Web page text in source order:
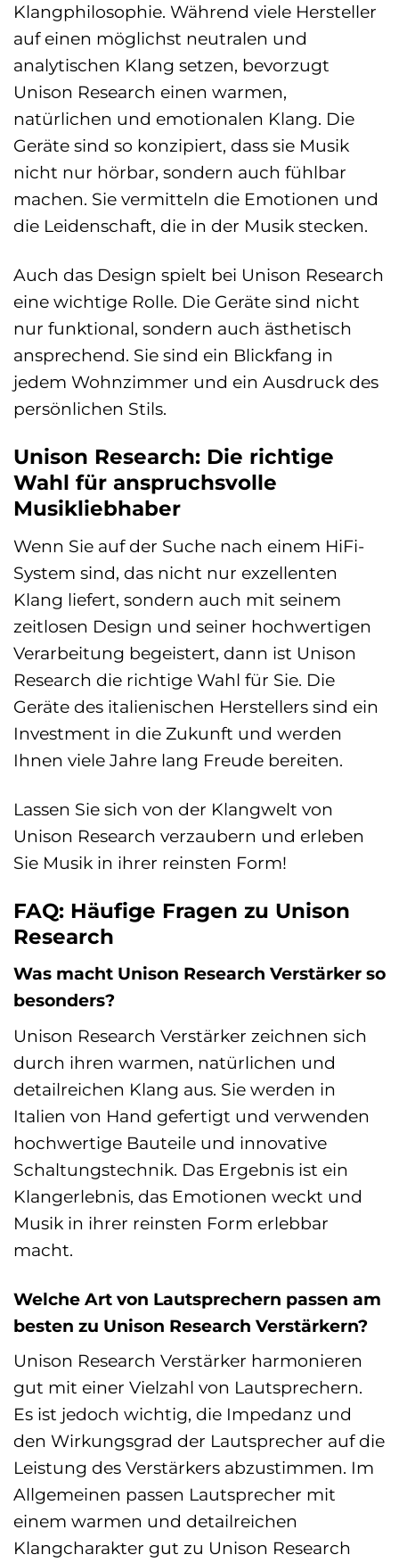
Klangphilosophie. Während viele Hersteller
auf einen möglichst neutralen und
analytischen Klang setzen, bevorzugt
Unison Research einen warmen,
natürlichen und emotionalen Klang. Die
Geräte sind so konzipiert, dass sie Musik
nicht nur hörbar, sondern auch fühlbar
machen. Sie vermitteln die Emotionen und
die Leidenschaft, die in der Musik stecken.
Auch das Design spielt bei Unison Research
eine wichtige Rolle. Die Geräte sind nicht
nur funktional, sondern auch ästhetisch
ansprechend. Sie sind ein Blickfang in
jedem Wohnzimmer und ein Ausdruck des
persönlichen Stils.
Unison Research: Die richtige
Wahl für anspruchsvolle
Musikliebhaber
Wenn Sie auf der Suche nach einem HiFi-
System sind, das nicht nur exzellenten
Klang liefert, sondern auch mit seinem
zeitlosen Design und seiner hochwertigen
Verarbeitung begeistert, dann ist Unison
Research die richtige Wahl für Sie. Die
Geräte des italienischen Herstellers sind ein
Investment in die Zukunft und werden
Ihnen viele Jahre lang Freude bereiten.
Lassen Sie sich von der Klangwelt von
Unison Research verzaubern und erleben
Sie Musik in ihrer reinsten Form!
FAQ: Häufige Fragen zu Unison
Research
Was macht Unison Research Verstärker so
besonders?
Unison Research Verstärker zeichnen sich
durch ihren warmen, natürlichen und
detailreichen Klang aus. Sie werden in
Italien von Hand gefertigt und verwenden
hochwertige Bauteile und innovative
Schaltungstechnik. Das Ergebnis ist ein
Klangerlebnis, das Emotionen weckt und
Musik in ihrer reinsten Form erlebbar
macht.
Welche Art von Lautsprechern passen am
besten zu Unison Research Verstärkern?
Unison Research Verstärker harmonieren
gut mit einer Vielzahl von Lautsprechern.
Es ist jedoch wichtig, die Impedanz und
den Wirkungsgrad der Lautsprecher auf die
Leistung des Verstärkers abzustimmen. Im
Allgemeinen passen Lautsprecher mit
einem warmen und detailreichen
Klangcharakter gut zu Unison Research